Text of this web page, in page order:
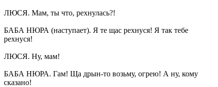
ЛЮСЯ. Мам, ты что, рехнулась?!
БАБА НЮРА (наступает). Я те щас рехнуся! Я так тебе
рехнуся!
ЛЮСЯ. Ну, мам!
БАБА НЮРА. Гам! Ща дрын-то возьму, огрею! А ну, кому
сказано!